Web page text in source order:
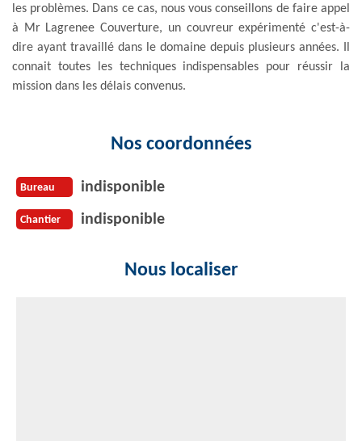
les problèmes. Dans ce cas, nous vous conseillons de faire appel
à Mr Lagrenee Couverture, un couvreur expérimenté c'est-à-
dire ayant travaillé dans le domaine depuis plusieurs années. Il
connait toutes les techniques indispensables pour réussir la
mission dans les délais convenus.
Nos coordonnées
Bureau indisponible
Chantier indisponible
Nous localiser